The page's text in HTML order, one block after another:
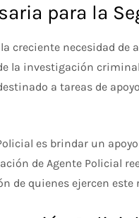
para la
creciente necesidad de
la investigación
a tareas de
es brindar un
de Agente Policial
de quienes ejercen